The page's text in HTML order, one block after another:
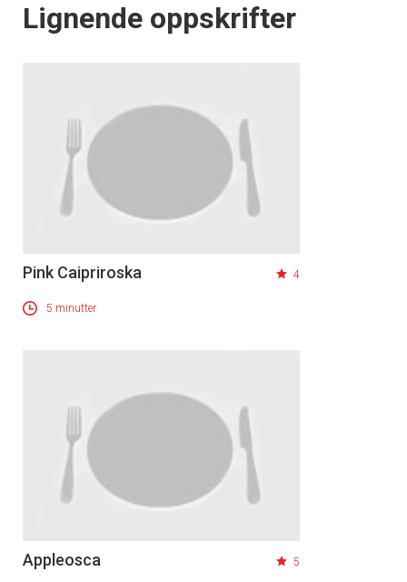
Lignende oppskrifter
Pink Caipriroska 4
5 minutter
Appleosca 5